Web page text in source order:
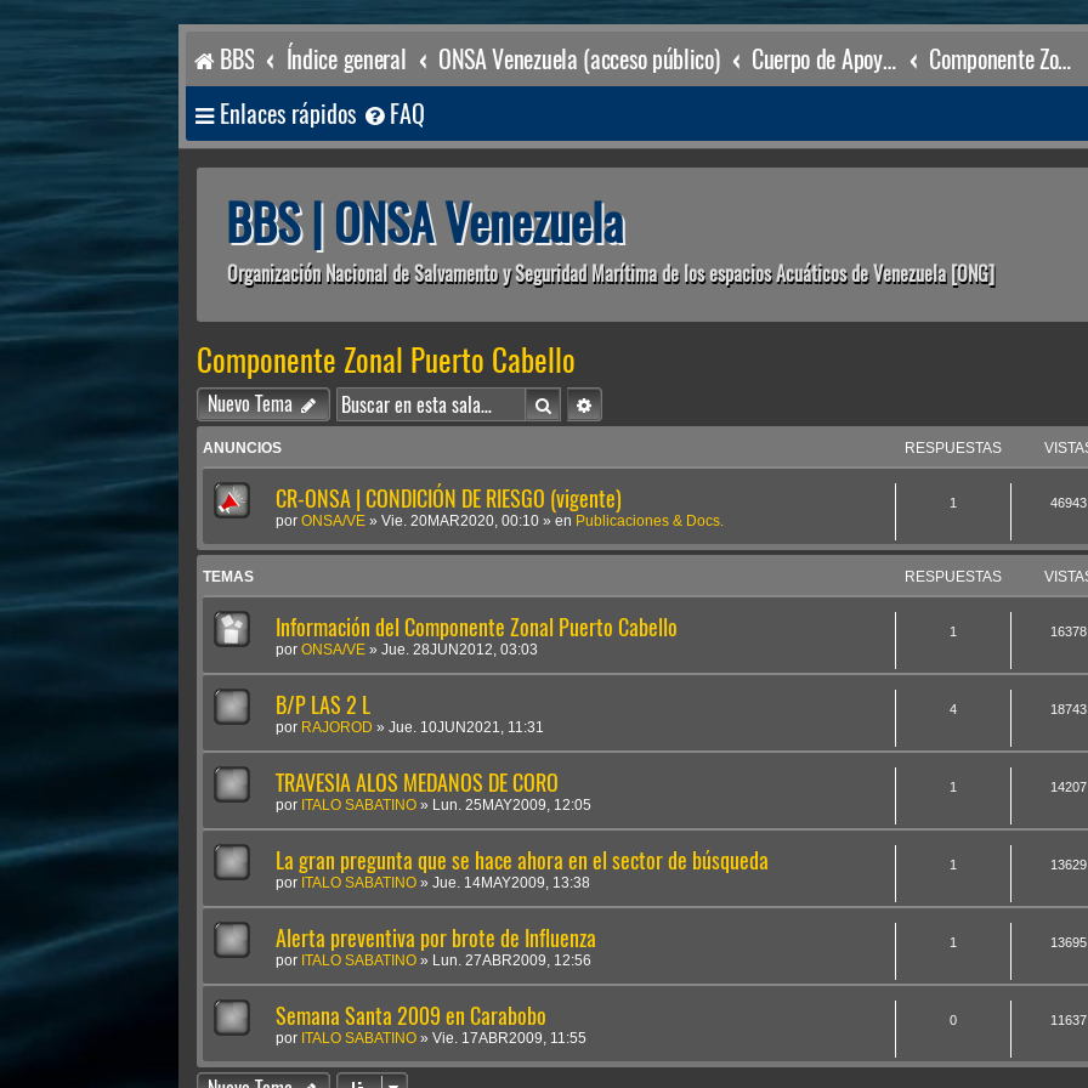
BBS Índice general ONSA Venezuela (acceso público) Cuerpo de Apoyo & Salvamento Marítimo (órgano operacional) Componente Zonal Puerto Cabello
Enlaces rápidos FAQ
BBS | ONSA Venezuela
Organización Nacional de Salvamento y Seguridad Marítima de los espacios Acuáticos de Venezuela [ONG]
Componente Zonal Puerto Cabello
Nuevo Tema BuscarBúsqueda avanzada
ANUNCIOS RESPUESTAS
CR-ONSA | CONDICIÓN DE RIESGO (vigente)
por ONSA/VE » Vie. 20MAR2020, 00:10 » en Publicaciones & Docs.
1 46943
TEMAS RESPUESTAS
Información del Componente Zonal Puerto Cabello
por ONSA/VE » Jue. 28JUN2012, 03:03
1 16378
B/P LAS 2 L
por RAJOROD » Jue. 10JUN2021, 11:31
4 18743
TRAVESIA ALOS MEDANOS DE CORO
por ITALO SABATINO » Lun. 25MAY2009, 12:05
1 14207
La gran pregunta que se hace ahora en el sector de búsqueda
por ITALO SABATINO » Jue. 14MAY2009, 13:38
1 13629
Alerta preventiva por brote de Influenza
por ITALO SABATINO » Lun. 27ABR2009, 12:56
1 13695
Semana Santa 2009 en Carabobo
por ITALO SABATINO » Vie. 17ABR2009, 11:55
0 11637